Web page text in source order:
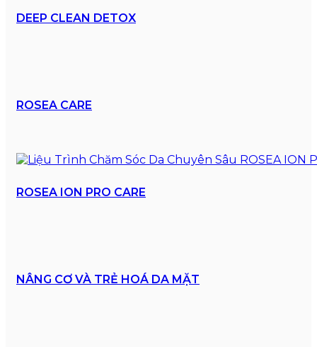
DEEP CLEAN DETOX
ROSEA CARE
ROSEA ION PRO CARE
NÂNG CƠ VÀ TRẺ HOÁ DA MẶT